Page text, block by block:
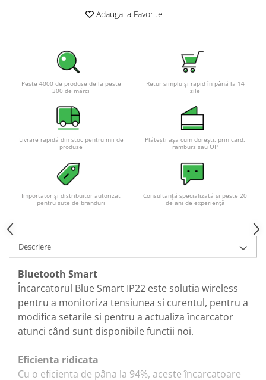
Adauga la Favorite
Peste 4000 de produse de la peste
300 de mărci
Retur simplu și rapid în până la 14
zile
Livrare rapidă din stoc pentru mii de
produse
Plătești așa cum dorești, prin card,
ramburs sau OP
Importator și distribuitor autorizat
pentru sute de branduri
Consultanță specializată și peste 20
de ani de experiență
Descriere
Bluetooth Smart
Încarcatorul Blue Smart IP22 este solutia wireless
pentru a monitoriza tensiunea si curentul, pentru a
modifica setarile si pentru a actualiza încarcator
atunci când sunt disponibile functii noi.
Eficienta ridicata
Cu o eficienta de pâna la 94%, aceste încarcatoare